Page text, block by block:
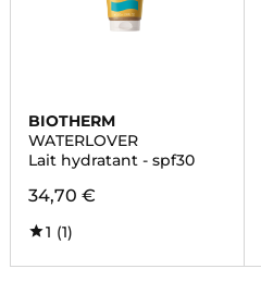
BIOTHERM
WATERLOVER
Lait hydratant - spf30
34,70 €
1 (1)